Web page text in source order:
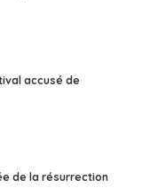
accusé de
de la résurrection